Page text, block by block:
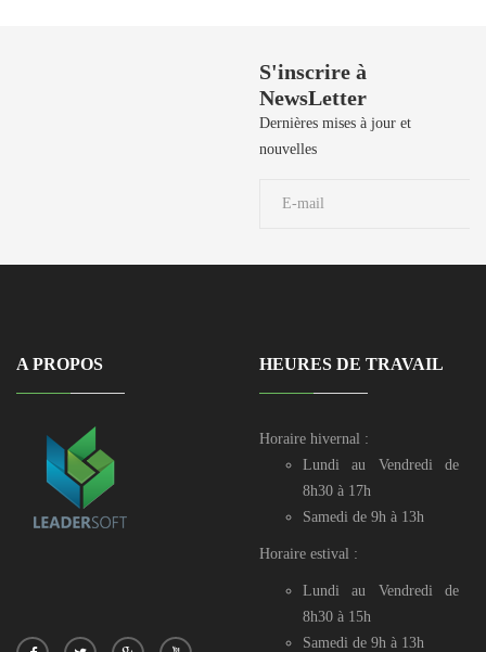
S'inscrire à
NewsLetter
Dernières mises à jour et
nouvelles
A PROPOS HEURES DE TRAVAIL
Horaire hivernal :
Lundi au Vendredi de
8h30 à 17h
Samedi de 9h à 13h
Horaire estival :
Lundi au Vendredi de
8h30 à 15h
Samedi de 9h à 13h